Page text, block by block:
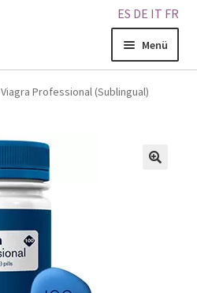
ES DE IT FR
Menü
Viagra Professional (Sublingual)